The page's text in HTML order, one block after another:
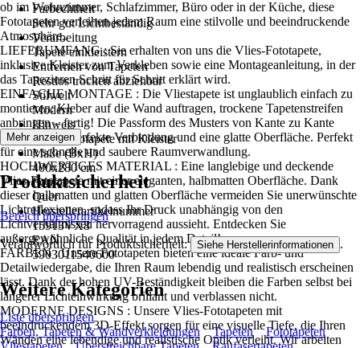
Farbechtheit
Sehr gut Lichtbeständig
Verarbeitung
Tapete einkleistern
Entfernen von Tapeten
Restlos trocken abziehbar
Stilwelt
Modern
Hinweis
Vlies Fototapete mit Kleister
Maße (BxH)
400x280 cm
Format
Quer
Herstellerartikelnummer
15913VX8
EAN
5903011540600
ob im Wohnzimmer, Schlafzimmer, Büro oder in der Küche, diese
Fototapeten verleihen jedem Raum eine stilvolle und beeindruckende
Atmosphäre..
LIEFERUMFANG : Sie erhalten von uns die Vlies-Fototapete,
inklusive Kleister zum Verkleben sowie eine Montageanleitung, in der
das Tapezieren Schritt für Schritt erklärt wird.
EINFACHE MONTAGE : Die Vliestapete ist unglaublich einfach zu
montieren: Kleber auf die Wand auftragen, trockene Tapetenstreifen
anbringen – fertig! Die Passform des Musters von Kante zu Kante
sorgt für eine perfekte Verbindung und eine glatte Oberfläche. Perfekt
für eine schnelle und saubere Raumverwandlung.
HOCHWERTIGES MATERIAL : Eine langlebige und deckende
Vlies-Fototapete mit einer eleganten, halbmatten Oberfläche. Dank
dieser halbmatten und glatten Oberfläche vermeiden Sie unerwünschte
Lichtreflexionen, sodass Ihr Druck unabhängig von den
Lichtverhältnissen hervorragend aussieht. Entdecken Sie
außergewöhnliche Qualität in jedem Detail!
FARBEN : Unsere Fototapeten bieten eine ideale Farb- und
Detailwiedergabe, die Ihren Raum lebendig und realistisch erscheinen
lässt. Dank der hohen UV-Beständigkeit bleiben die Farben selbst bei
längerer Lichteinwirkung brillant und verblassen nicht.
MODERNE DESIGNS : Unsere Vlies-Fototapeten mit
beeindruckendem 3D-Effekt sorgen für eine visuelle Tiefe, die Ihren
Wänden eine lebendige und realistische Optik verleiht. Wir arbeiten
Mehr anzeigen
Produktsicherheit
Bereich überspringen
Verantwortlich für Produktsicherheit: Siehe Herstellerinformationen .
Weitere Kategorien
Liste überspringen
Farben, Tapeten & Wandverkleidungen
Tapeten
Fototapeten